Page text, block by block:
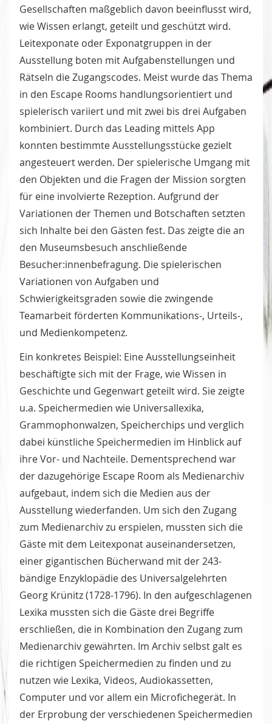
Gesellschaften maßgeblich davon beeinflusst wird,
wie Wissen erlangt, geteilt und geschützt wird.
Leitexponate oder Exponatgruppen in der
Ausstellung boten mit Aufgabenstellungen und
Rätseln die Zugangscodes. Meist wurde das Thema
in den Escape Rooms handlungsorientiert und
spielerisch variiert und mit zwei bis drei Aufgaben
kombiniert. Durch das Leading mittels App
konnten bestimmte Ausstellungsstücke gezielt
angesteuert werden. Der spielerische Umgang mit
den Objekten und die Fragen der Mission sorgten
für eine involvierte Rezeption. Aufgrund der
Variationen der Themen und Botschaften setzten
sich Inhalte bei den Gästen fest. Das zeigte die an
den Museumsbesuch anschließende
Besucher:innenbefragung. Die spielerischen
Variationen von Aufgaben und
Schwierigkeitsgraden sowie die zwingende
Teamarbeit förderten Kommunikations-, Urteils-,
und Medienkompetenz.
Ein konkretes Beispiel: Eine Ausstellungseinheit
beschäftigte sich mit der Frage, wie Wissen in
Geschichte und Gegenwart geteilt wird. Sie zeigte
u.a. Speichermedien wie Universallexika,
Grammophonwalzen, Speicherchips und verglich
dabei künstliche Speichermedien im Hinblick auf
ihre Vor- und Nachteile. Dementsprechend war
der dazugehörige Escape Room als Medienarchiv
aufgebaut, indem sich die Medien aus der
Ausstellung wiederfanden. Um sich den Zugang
zum Medienarchiv zu erspielen, mussten sich die
Gäste mit dem Leitexponat auseinandersetzen,
einer gigantischen Bücherwand mit der 243-
bändige Enzyklopädie des Universalgelehrten
Georg Krünitz (1728-1796). In den aufgeschlagenen
Lexika mussten sich die Gäste drei Begriffe
erschließen, die in Kombination den Zugang zum
Medienarchiv gewährten. Im Archiv selbst galt es
die richtigen Speichermedien zu finden und zu
nutzen wie Lexika, Videos, Audiokassetten,
Computer und vor allem ein Microfichegerät. In
der Erprobung der verschiedenen Speichermedien